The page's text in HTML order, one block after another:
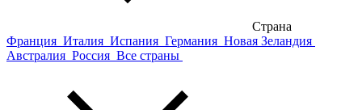
Страна
Франция Италия Испания Германия Новая Зеландия
Австралия Россия Все страны